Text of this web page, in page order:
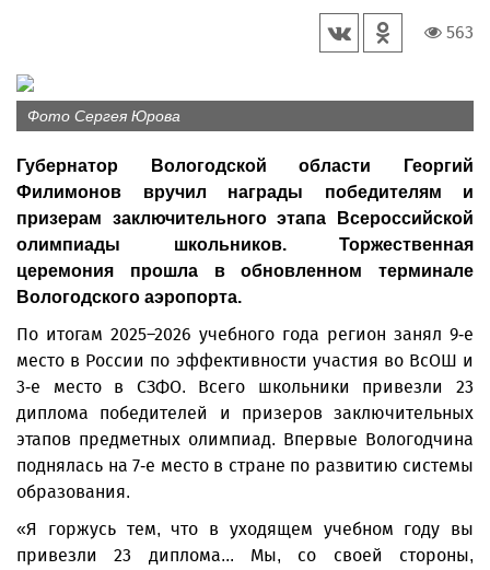
563
Фото Сергея Юрова
Губернатор Вологодской области Георгий
Филимонов вручил награды победителям и
призерам заключительного этапа Всероссийской
олимпиады школьников. Торжественная
церемония прошла в обновленном терминале
Вологодского аэропорта.
По итогам 2025–2026 учебного года регион занял 9-е
место в России по эффективности участия во ВсОШ и
3-е место в СЗФО. Всего школьники привезли 23
диплома победителей и призеров заключительных
этапов предметных олимпиад. Впервые Вологодчина
поднялась на 7-е место в стране по развитию системы
образования.
«Я горжусь тем, что в уходящем учебном году вы
привезли 23 диплома... Мы, со своей стороны,